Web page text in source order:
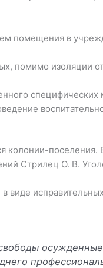
помещения в
помимо изоляции
колонии-
Стрилец О. В.
виде